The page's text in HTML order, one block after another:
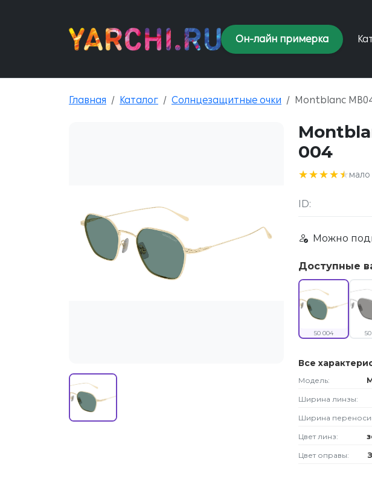
Он-лайн примерка
Главная Каталог Солнцезащитные очки Montblanc
004
★★★★★
★★★★★
ID:
Можно
Доступные
50 004
Все
Модель:
Ширина линзы:
Ширина
Цвет линз:
Цвет оправы: